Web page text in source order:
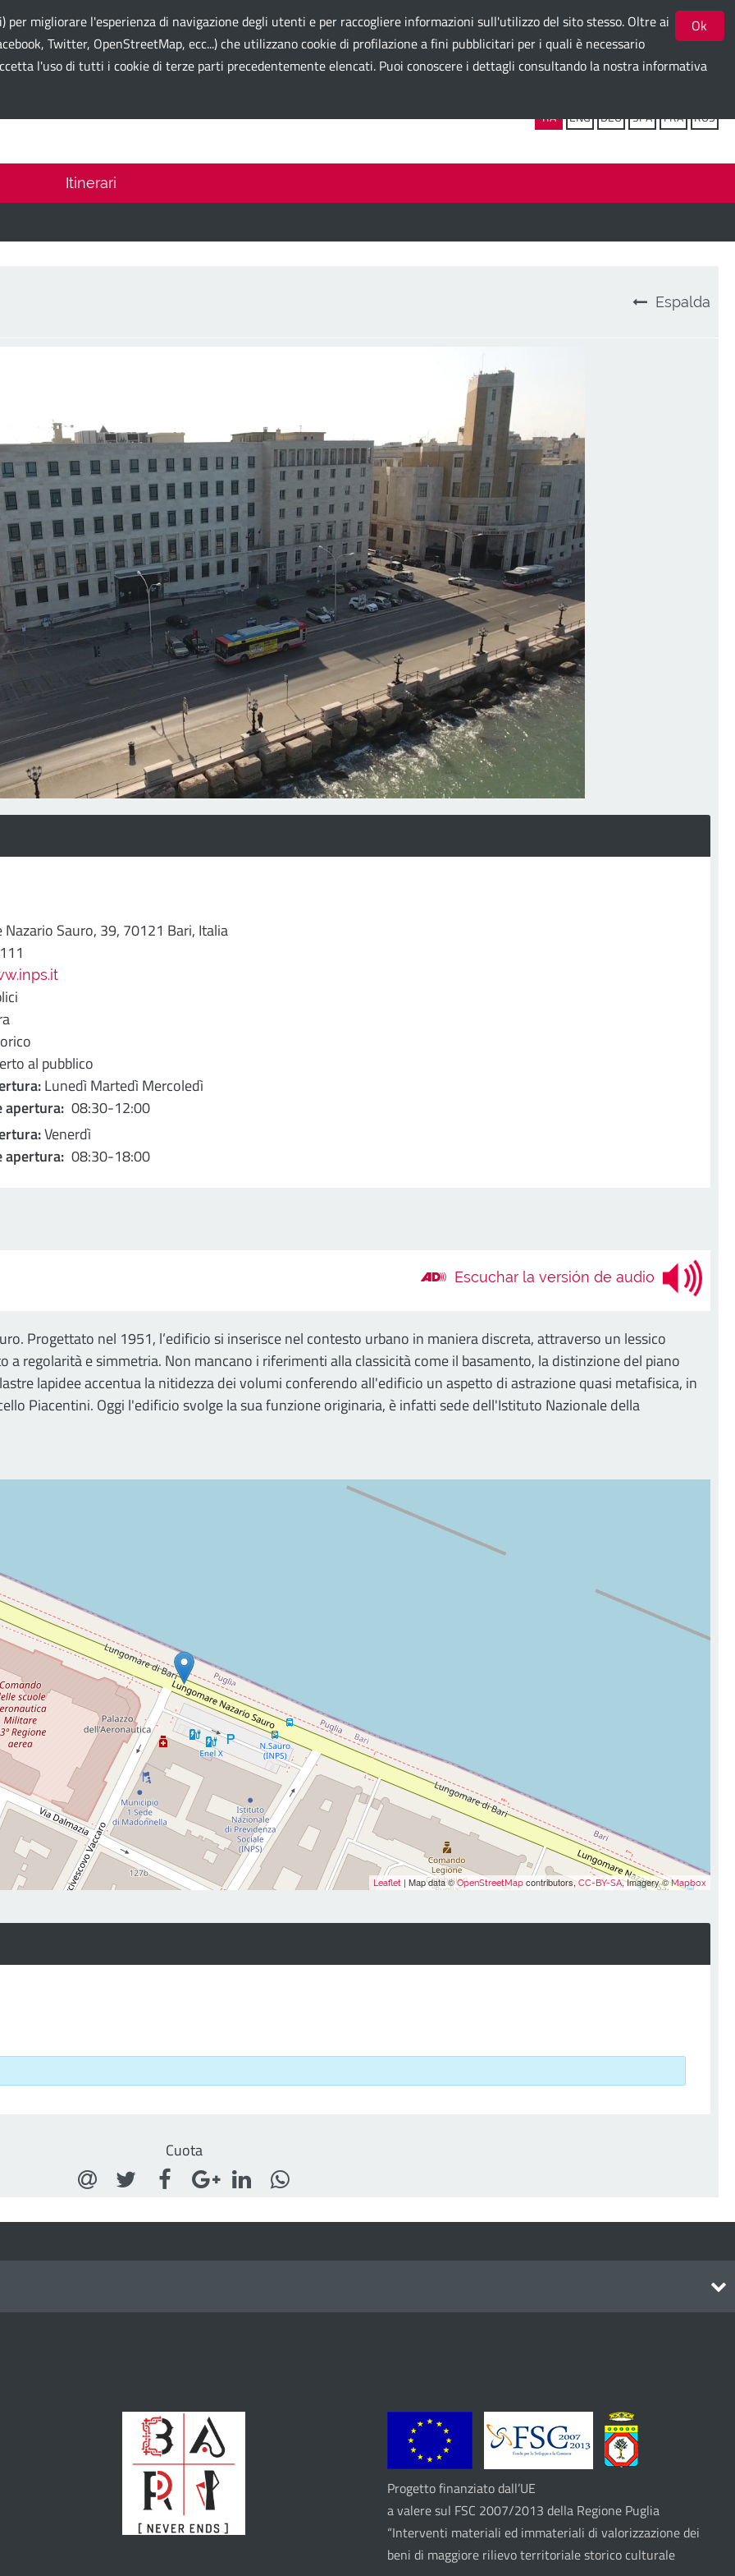
Ok
migliorare l'esperienza di navigazione degli utenti e per raccogliere informazioni sull'utilizzo del sito stesso. Oltre ai
Twitter, OpenStreetMap, ecc...) che utilizzano cookie di profilazione a fini pubblicitari per i quali è necessario
l'uso di tutti i cookie di terze parti precedentemente elencati. Puoi conoscere i dettagli consultando la nostra informativa
ITA ENG DEU SPA FRA RUS
Itinerari
Espalda
Sauro, 39, 70121 Bari, Italia
al pubblico
Lunedì Martedì Mercoledì
apertura: 08:30-12:00
Venerdì
apertura: 08:30-18:00
Escuchar la versión de audio
Progettato nel 1951, l’edificio si inserisce nel contesto urbano in maniera discreta, attraverso un lessico
regolarità e simmetria. Non mancano i riferimenti alla classicità come il basamento, la distinzione del piano
lapidee accentua la nitidezza dei volumi conferendo all'edificio un aspetto di astrazione quasi metafisica, in
Piacentini. Oggi l'edificio svolge la sua funzione originaria, è infatti sede dell'Istituto Nazionale della
Leaflet | Map data ©OpenStreetMap contributors, CC-BY-SA, Imagery ©Mapbox
Cuota
Progetto finanziato dall’UE
a valere sul FSC 2007/2013 della Regione Puglia
“Interventi materiali ed immateriali di valorizzazione dei
beni di maggiore rilievo territoriale storico culturale